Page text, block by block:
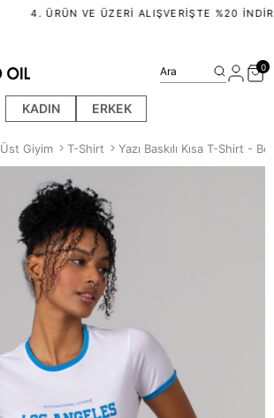
4. ÜRÜN VE ÜZERI ALIŞVERIŞTE %20
KADIN ERKEK
Ara 0
Üst Giyim T-Shirt Yazı Baskılı Kısa T-Shirt -